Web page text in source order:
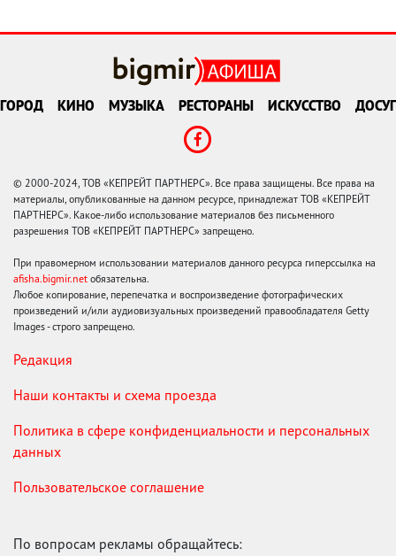
ГОРОД КИНО МУЗЫКА РЕСТОРАНЫ ИСКУССТВО ДОСУГ
© 2000-2024, ТОВ «КЕПРЕЙТ ПАРТНЕРС». Все права защищены. Все права на
материалы, опубликованные на данном ресурсе, принадлежат ТОВ «КЕПРЕЙТ
ПАРТНЕРС». Какое-либо использование материалов без письменного
разрешения ТОВ «КЕПРЕЙТ ПАРТНЕРС» запрещено.
При правомерном использовании материалов данного ресурса гиперссылка на
afisha.bigmir.net обязательна.
Любое копирование, перепечатка и воспроизведение фотографических
произведений и/или аудиовизуальных произведений правообладателя Getty
Images - строго запрещено.
Редакция
Наши контакты и схема проезда
Политика в сфере конфиденциальности и персональных
данных
Пользовательское соглашение
По вопросам рекламы обращайтесь: